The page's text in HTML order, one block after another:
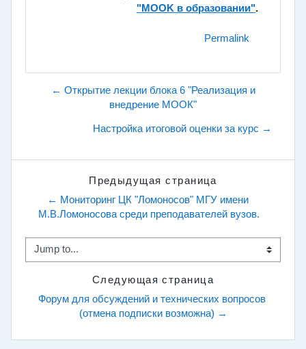
"MOOK в образовании".
Permalink
← Открытие лекции блока 6 "Реализация и
внедрение МООК"
Настройка итоговой оценки за курс →
Предыдущая страница
← Мониторинг ЦК "Ломоносов" МГУ имени
М.В.Ломоносова среди преподавателей вузов.
Jump to...
Следующая страница
Форум для обсуждений и технических вопросов
(отмена подписки возможна) →